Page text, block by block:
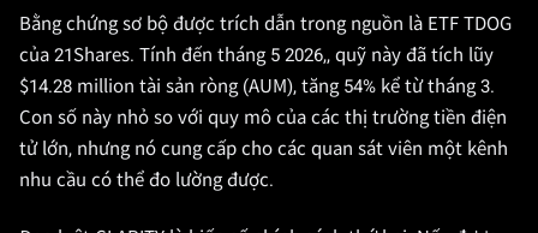
Bằng chứng sơ bộ được trích dẫn trong nguồn là ETF TDOG
của 21Shares. Tính đến tháng 5 2026,, quỹ này đã tích lũy
$14.28 million tài sản ròng (AUM), tăng 54% kể từ tháng 3.
Con số này nhỏ so với quy mô của các thị trường tiền điện
tử lớn, nhưng nó cung cấp cho các quan sát viên một kênh
nhu cầu có thể đo lường được.